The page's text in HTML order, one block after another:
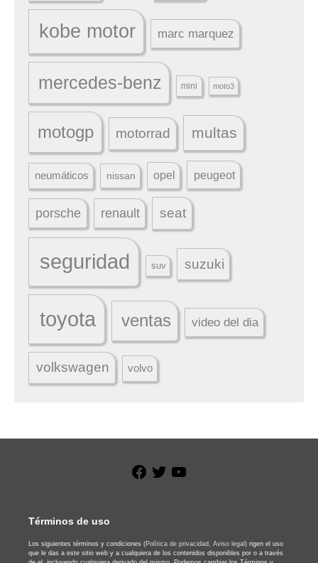
kobe motor marc marquez
mercedes-benz mini moto3
motogp motorrad multas
neumáticos nissan opel peugeot
porsche renault seat
seguridad suv suzuki
toyota ventas video del dia
volkswagen volvo
Facebook
Twitter
Términos de uso
Los siguientes términos y condiciones (Política de privacidad, Aviso legal) rigen el uso
que le das a este sitio web y a cualquiera de los contenidos disponibles por o a través